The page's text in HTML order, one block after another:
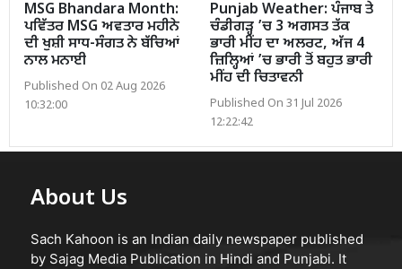
MSG Bhandara Month:
ਪਵਿੱਤਰ MSG ਅਵਤਾਰ ਮਹੀਨੇ
ਦੀ ਖੁਸ਼ੀ ਸਾਧ-ਸੰਗਤ ਨੇ ਬੱਚਿਆਂ
ਨਾਲ ਮਨਾਈ
Published On 02 Aug 2026
10:32:00
Punjab Weather: ਪੰਜਾਬ ਤੇ
ਚੰਡੀਗੜ੍ਹ ’ਚ 3 ਅਗਸਤ ਤੱਕ
ਭਾਰੀ ਮੀਂਹ ਦਾ ਅਲਰਟ, ਅੱਜ 4
ਜ਼ਿਲ੍ਹਿਆਂ ’ਚ ਭਾਰੀ ਤੋਂ ਬਹੁਤ ਭਾਰੀ
ਮੀਂਹ ਦੀ ਚਿਤਾਵਨੀ
Published On 31 Jul 2026
12:22:42
About Us
Sach Kahoon is an Indian daily newspaper published
by Sajag Media Publication in Hindi and Punjabi. It